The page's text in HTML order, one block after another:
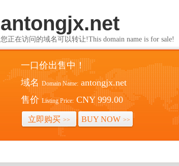
antongjx.net
您正在访问的域名可以转让!This domain name is for sale!
一口价出售中！
域名 Domain Name: antongjx.net
售价 Listing Price: CNY 999.00
立即购买 >> BUY NOW >>